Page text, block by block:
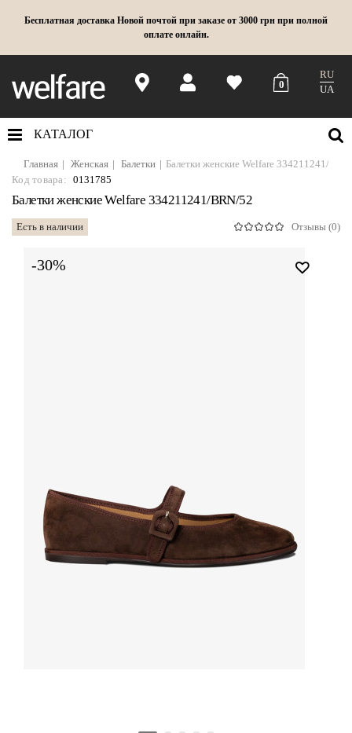
Бесплатная доставка Новой почтой при заказе от 3000 грн при полной
оплате онлайн.
0
RU
UA
КАТАЛОГ
Главная Женская Балетки
Балетки женские Welfare 334211241/
Код товара: 0131785
Балетки женские Welfare 334211241/BRN/52
Есть в наличии Отзывы (0)
-30%